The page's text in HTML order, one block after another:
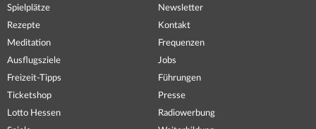
Spielplätze
Rezepte
Meditation
Ausflugsziele
Freizeit-Tipps
Ticketshop
Lotto Hessen
Newsletter
Kontakt
Frequenzen
Jobs
Führungen
Presse
Radiowerbung